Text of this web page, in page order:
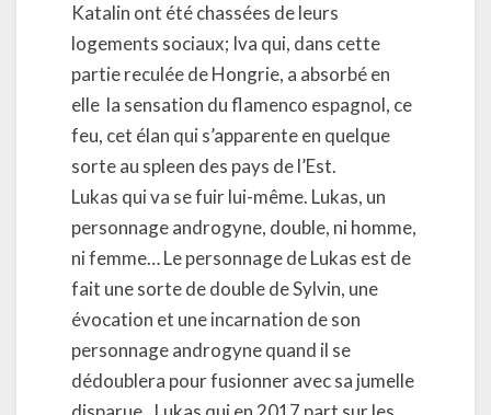
Katalin ont été chassées de leurs
logements sociaux; Iva qui, dans cette
partie reculée de Hongrie, a absorbé en
elle la sensation du flamenco espagnol, ce
feu, cet élan qui s’apparente en quelque
sorte au spleen des pays de l’Est.
Lukas qui va se fuir lui-même. Lukas, un
personnage androgyne, double, ni homme,
ni femme… Le personnage de Lukas est de
fait une sorte de double de Sylvin, une
évocation et une incarnation de son
personnage androgyne quand il se
dédoublera pour fusionner avec sa jumelle